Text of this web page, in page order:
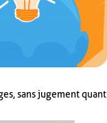
sans jugement quant